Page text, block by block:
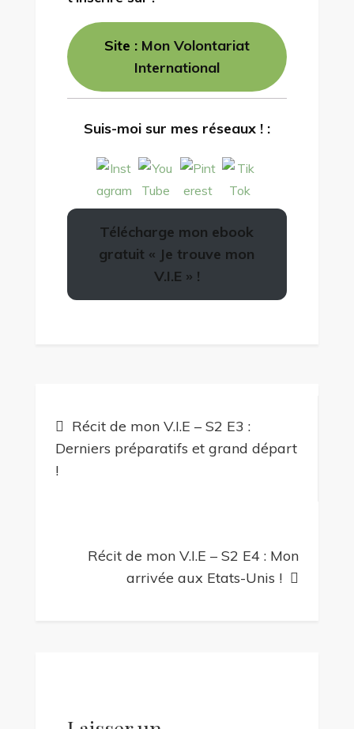
Site : Mon Volontariat
International
Suis-moi sur mes réseaux ! :
Télécharge mon ebook
gratuit « Je trouve mon
V.I.E » !
de
l’article
Récit de mon V.I.E – S2 E3 :
Derniers préparatifs et grand départ
!
Récit de mon V.I.E – S2 E4 : Mon
arrivée aux Etats-Unis !